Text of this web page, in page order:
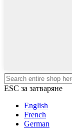
ESC за затваряне
English
French
German